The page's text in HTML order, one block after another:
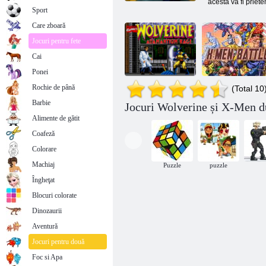
acesta va fi
Wolverine -
Adamantium
(Total 10)
Jocuri Wolverine și X-Men
Puzzle puzzle
Sport
Care zboară
Jocuri pentru fete
Cai
Ponei
Rochie de până
Barbie
Alimente de gătit
Coafeză
Colorare
Machiaj
Îngheţat
Blocuri colorate
Dinozaurii
Aventură
Jocuri pentru două
Foc si Apa